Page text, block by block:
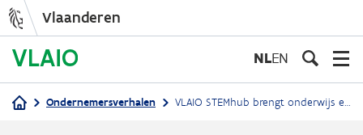
Vlaanderen
NLEN
Ondernemersverhalen VLAIO STEMhub brengt onderwijs en industrie samen op Machineering